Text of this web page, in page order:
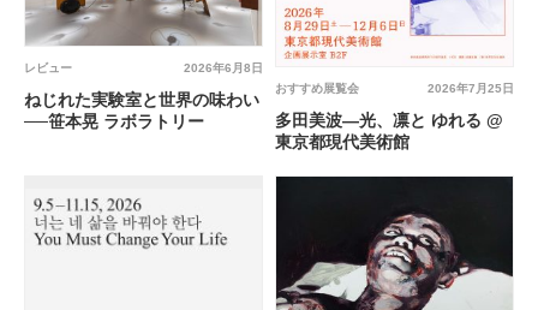
2026年6月8日
レビュー
ねじれた実験室と世界の味わい
──笹本晃 ラボラトリー
2026年7月25日
おすすめ展覧会
多田美波―光、凛と ゆれる @
東京都現代美術館